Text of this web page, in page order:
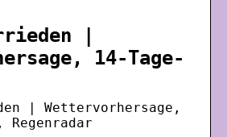
|
14-Tage-
| Wettervorhersage,
Regenradar